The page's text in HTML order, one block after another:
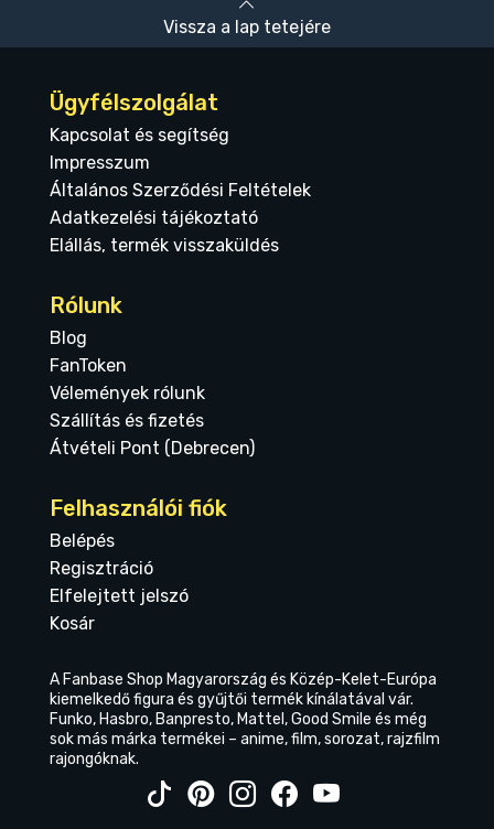
Vissza a lap tetejére
Ügyfélszolgálat
Kapcsolat és segítség
Impresszum
Általános Szerződési Feltételek
Adatkezelési tájékoztató
Elállás, termék visszaküldés
Rólunk
Blog
FanToken
Vélemények rólunk
Szállítás és fizetés
Átvételi Pont (Debrecen)
Felhasználói fiók
Belépés
Regisztráció
Elfelejtett jelszó
Kosár
A Fanbase Shop Magyarország és Közép-Kelet-Európa
kiemelkedő figura és gyűjtői termék kínálatával vár.
Funko, Hasbro, Banpresto, Mattel, Good Smile és még
sok más márka termékei – anime, film, sorozat, rajzfilm
rajongóknak.